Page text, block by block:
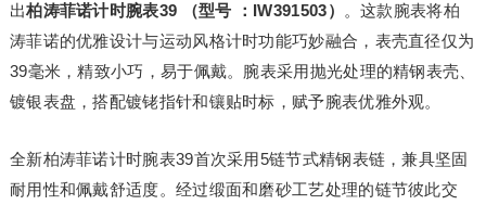
出柏涛菲诺计时腕表39 （型号 ： IW391503）
。这款腕表将柏
涛菲诺的优雅设计与运动风格计时功能巧妙融合，表壳直径仅为
39毫米，精致小巧，易于佩戴。腕表采用抛光处理的精钢表壳、
镀银表盘，搭配镀铑指针和镶贴时标，赋予腕表优雅外观。
全新柏涛菲诺计时腕表39首次采用5链节式精钢表链，兼具坚固
耐用性和佩戴舒适度。经过缎面和磨砂工艺处理的链节彼此交